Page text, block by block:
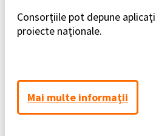
Consorțiile pot depune
proiecte naţionale.
Mai multe informaţii